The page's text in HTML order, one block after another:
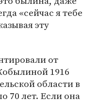
«сейчас я тебе
эту
от
1916
области в
70 лет. Если она